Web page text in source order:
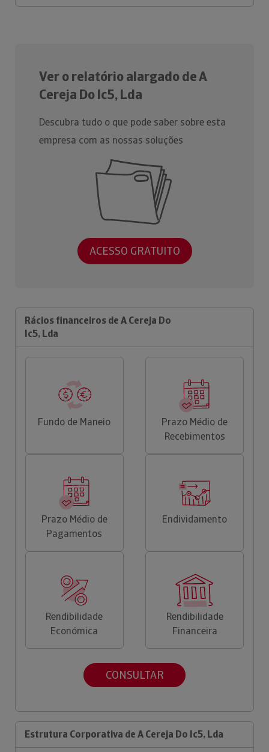
Ver o relatório alargado de A
Cereja Do Ic5, Lda
Descubra tudo o que pode saber sobre esta
empresa com as nossas soluções
ACESSO GRATUITO
Rácios financeiros de A Cereja Do
Ic5, Lda
Fundo de Maneio
Prazo Médio de
Recebimentos
Prazo Médio de
Pagamentos
Endividamento
Rendibilidade
Económica
Rendibilidade
Financeira
CONSULTAR
Estrutura Corporativa de A Cereja Do Ic5, Lda